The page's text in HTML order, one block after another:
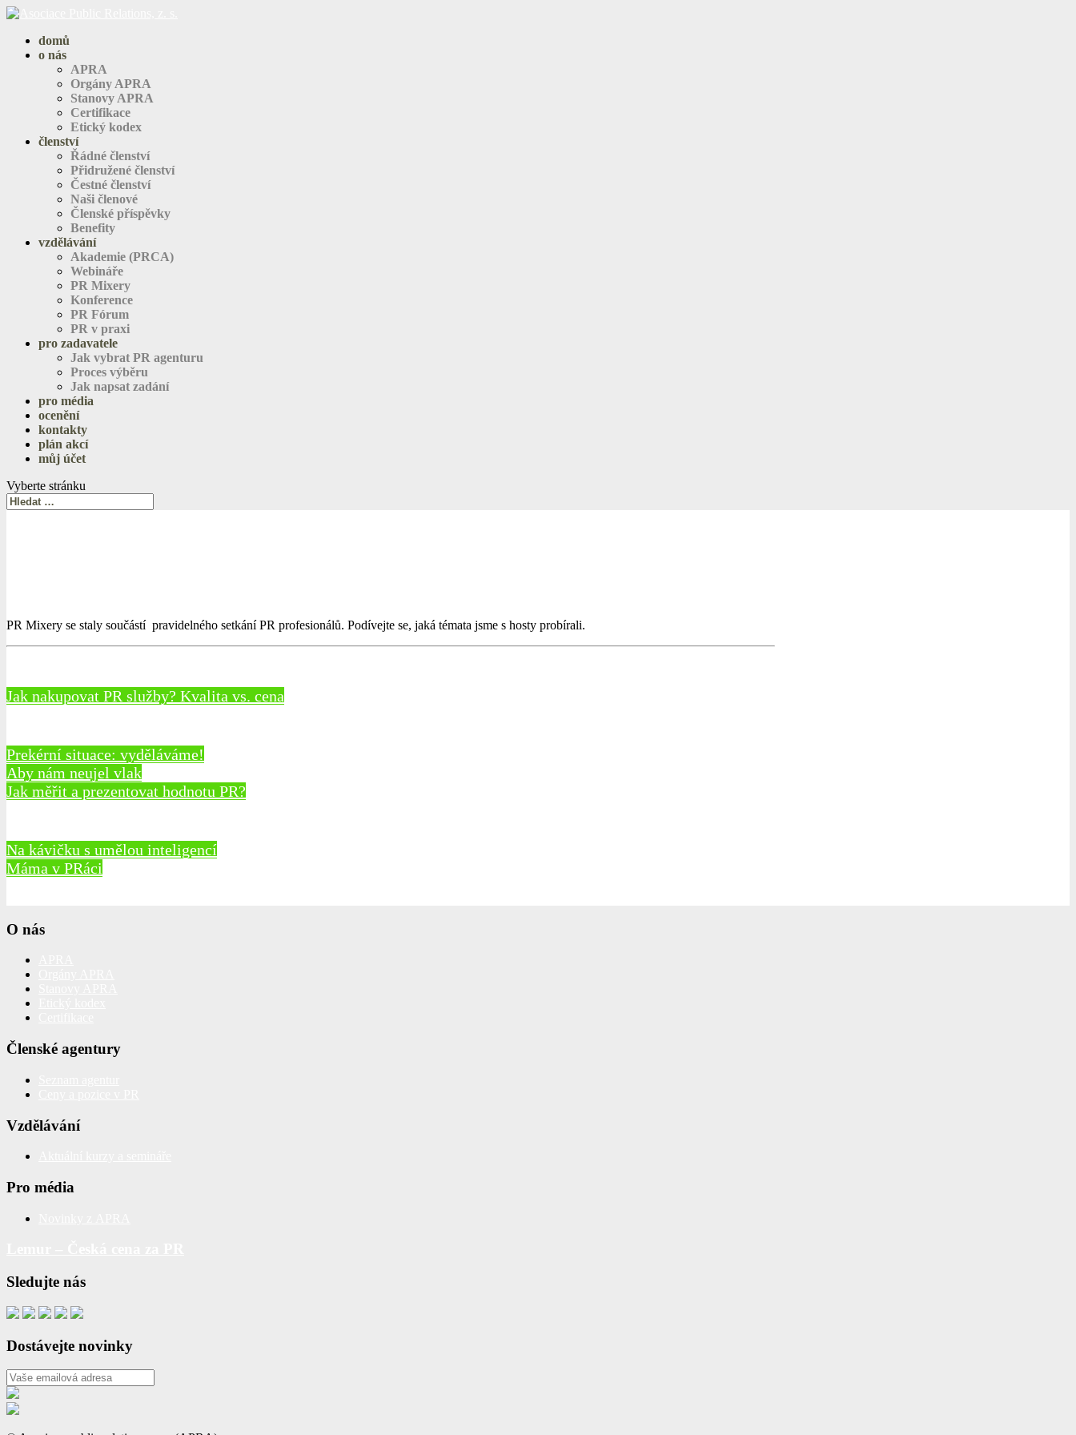
domů
o nás
APRA
Orgány APRA
Stanovy APRA
Certifikace
Etický kodex
členství
Řádné členství
Přidružené členství
Čestné členství
Naši členové
Členské příspěvky
Benefity
vzdělávání
Akademie (PRCA)
Webináře
PR Mixery
Konference
PR Fórum
PR v praxi
pro zadavatele
Jak vybrat PR agenturu
Proces výběru
Jak napsat zadání
pro média
ocenění
kontakty
plán akcí
můj účet
Vyberte stránku
PR Mixery se staly součástí pravidelného setkání PR profesionálů. Podívejte se, jaká témata jsme s hosty probírali.
Jak nakupovat PR služby? Kvalita vs. cena
Prekérní situace: vyděláváme!
Aby nám neujel vlak
Jak měřit a prezentovat hodnotu PR?
Na kávičku s umělou inteligencí
Máma v PRáci
O nás
Členské agentury
Vzdělávání
Pro média
Sledujte nás
Dostávejte novinky